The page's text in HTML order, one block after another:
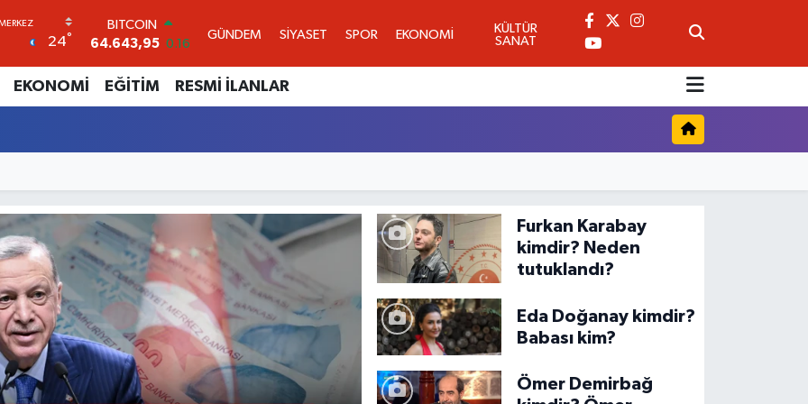
24°
DOLAR
47,6704 0
55,0406 -0.08
BITCOIN
64.643,95
GÜNDEM SİYASET SPOR EKONOMİ
KÜLTÜR
SANAT
EKONOMİ EĞİTİM RESMİ İLANLAR
Furkan Karabay
kimdir? Neden
tutuklandı?
Eda Doğanay kimdir?
Babası kim?
Ömer Demirbağ